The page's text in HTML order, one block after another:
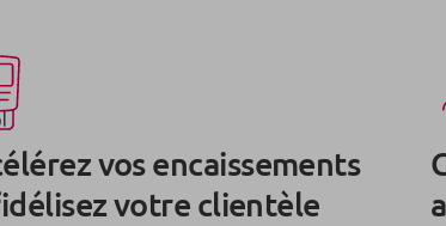
vos encaissements
votre clientèle